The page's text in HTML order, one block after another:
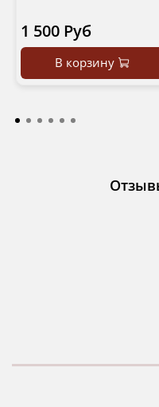
1 500 Руб
В корзину